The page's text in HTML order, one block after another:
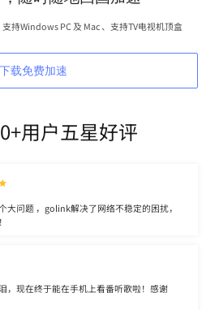
持Windows PC 及 Mac 、支持TV电视机顶盒
下载免费加速
用户五星好评
大问题 ，golink解决了网络不稳定的困扰，
，现在终于能在手机上看番听歌啦！感谢